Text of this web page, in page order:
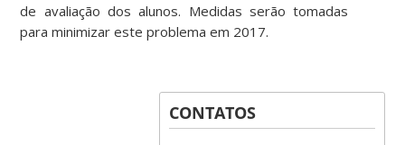
de avaliação dos alunos. Medidas serão tomadas
para minimizar este problema em 2017.
CONTATOS